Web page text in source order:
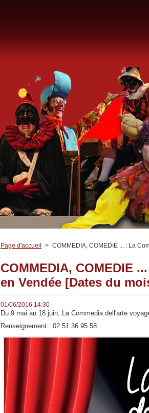
Page d'accueil > COMMEDIA, COMEDIE ... : La
COMMEDIA, COMEDIE
en Vendée [Dates du
01/06/2016 14:30
Du 9 mai au 18 juin, La Commedia dell'arte
Renseignement : 02 51 36 95 58